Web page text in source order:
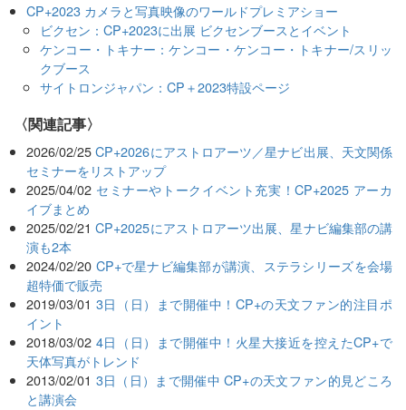
CP+2023 カメラと写真映像のワールドプレミアショー
ビクセン：CP+2023に出展 ビクセンブースとイベント
ケンコー・トキナー：ケンコー・ケンコー・トキナー/スリッ
クブース
サイトロンジャパン：CP＋2023特設ページ
関連記事
2026/02/25 CP+2026にアストロアーツ／星ナビ出展、天文関係
セミナーをリストアップ
2025/04/02 セミナーやトークイベント充実！CP+2025 アーカ
イブまとめ
2025/02/21 CP+2025にアストロアーツ出展、星ナビ編集部の講
演も2本
2024/02/20 CP+で星ナビ編集部が講演、ステラシリーズを会場
超特価で販売
2019/03/01 3日（日）まで開催中！CP+の天文ファン的注目ポ
イント
2018/03/02 4日（日）まで開催中！火星大接近を控えたCP+で
天体写真がトレンド
2013/02/01 3日（日）まで開催中 CP+の天文ファン的見どころ
と講演会